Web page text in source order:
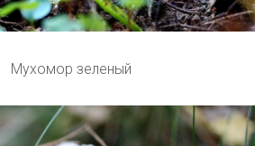
Мухомор зеленый